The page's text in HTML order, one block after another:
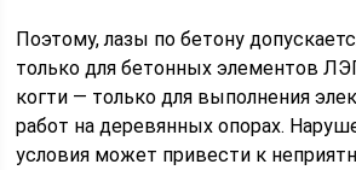
Поэтому, лазы по бетону
только для бетонных элементов
когти — только для выполнения
работ на деревянных опорах.
условия может привести к